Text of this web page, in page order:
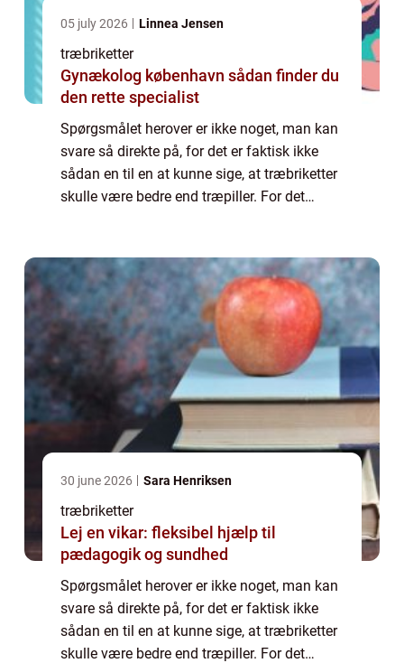
05 july 2026 Linnea Jensen
træbriketter
Gynækolog københavn sådan finder du
den rette specialist
Spørgsmålet herover er ikke noget, man kan
svare så direkte på, for det er faktisk ikke
sådan en til en at kunne sige, at træbriketter
skulle være bedre end træpiller. For det
30 june 2026 Sara Henriksen
træbriketter
Lej en vikar: fleksibel hjælp til
pædagogik og sundhed
Spørgsmålet herover er ikke noget, man kan
svare så direkte på, for det er faktisk ikke
sådan en til en at kunne sige, at træbriketter
skulle være bedre end træpiller. For det